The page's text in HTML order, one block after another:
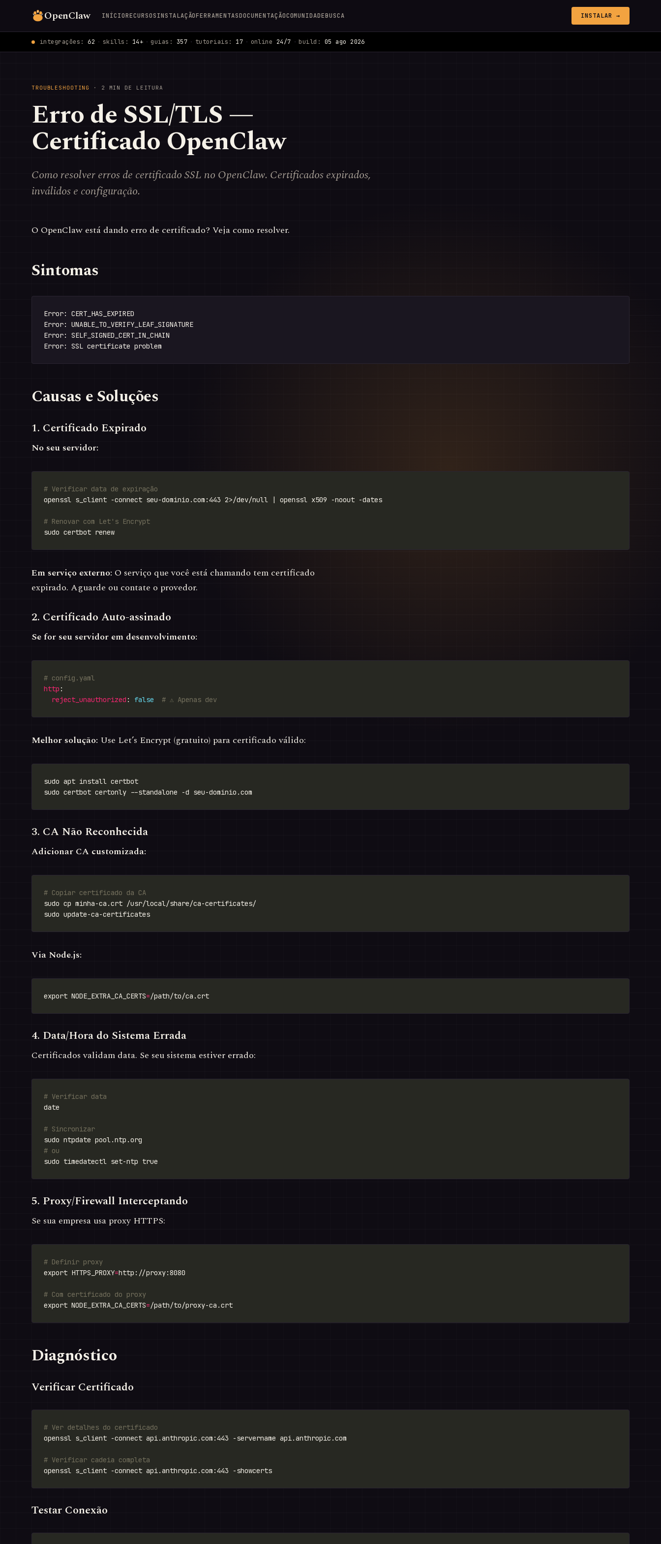
OpenClaw INÍCIORECURSOSINSTALAÇÃOFERRAMENTASDOCUMENTAÇÃOCOMUNIDADEBUSCA INSTALAR →
integrações: 62 · skills: 14+ · guias: 357 · tutoriais: 17 · online 24/7 · build: 05 ago 2026
TROUBLESHOOTING · 2 MIN DE LEITURA
Erro de SSL/TLS —
Certificado OpenClaw
Como resolver erros de certificado SSL no OpenClaw. Certificados expirados,
inválidos e configuração.
O OpenClaw está dando erro de certificado? Veja como resolver.
Sintomas
Error: CERT_HAS_EXPIRED
Error: UNABLE_TO_VERIFY_LEAF_SIGNATURE
Error: SELF_SIGNED_CERT_IN_CHAIN
Causas e Soluções
1. Certificado Expirado
No seu servidor:
# Verificar data de expiração
# Renovar com Let's Encrypt
Em serviço externo: O serviço que você está chamando tem certificado
expirado. Aguarde ou contate o provedor.
2. Certificado Auto-assinado
Se for seu servidor em desenvolvimento:
# config.yaml
http
reject_unauthorized : false # ⚠ Apenas dev
Melhor solução: Use Let’s Encrypt (gratuito) para certificado válido:
3. CA Não Reconhecida
Adicionar CA customizada:
# Copiar certificado da CA
Via Node.js:
export NODE_EXTRA_CA_CERTS=
4. Data/Hora do Sistema Errada
Certificados validam data. Se seu sistema estiver errado:
# Verificar data
# Sincronizar
# ou
5. Proxy/Firewall Interceptando
Se sua empresa usa proxy HTTPS:
# Definir proxy
export HTTPS_PROXY=
# Com certificado do proxy
export NODE_EXTRA_CA_CERTS=
Diagnóstico
Verificar Certificado
# Ver detalhes do certificado
# Verificar cadeia completa
Testar Conexão